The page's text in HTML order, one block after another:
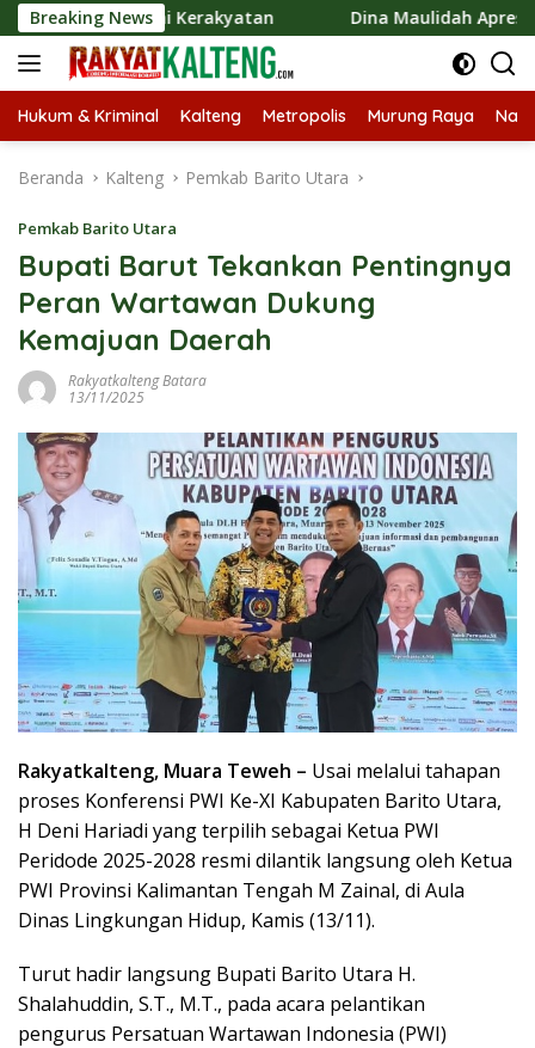
Langsung
ke
konten
Breaking News
Ekonomi Kerakyatan Dina Maulidah Apresiasi
Hukum & Kriminal Kalteng Metropolis Murung Raya
Beranda Kalteng Pemkab Barito Utara
Pemkab Barito Utara
Bupati Barut Tekankan Pentingnya
Peran Wartawan Dukung
Kemajuan Daerah
Rakyatkalteng Batara
13/11/2025
Rakyatkalteng, Muara Teweh – Usai melalui tahapan
proses Konferensi PWI Ke-XI Kabupaten Barito Utara,
H Deni Hariadi yang terpilih sebagai Ketua PWI
Peridode 2025-2028 resmi dilantik langsung oleh Ketua
PWI Provinsi Kalimantan Tengah M Zainal, di Aula
Dinas Lingkungan Hidup, Kamis (13/11).
Turut hadir langsung Bupati Barito Utara H.
Shalahuddin, S.T., M.T., pada acara pelantikan
pengurus Persatuan Wartawan Indonesia (PWI)